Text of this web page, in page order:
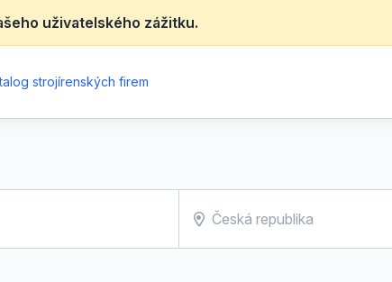
uživatelského zážitku.
strojírenských firem